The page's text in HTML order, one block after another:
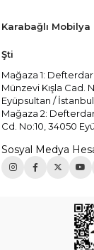
Karabağlı
Şti
Mağaza 1: Defterdar
Münzevi Kışla Cad.
Eyüpsultan / İstanbul
Mağaza 2:
Cd. No:10, 34050
Sosyal Medya